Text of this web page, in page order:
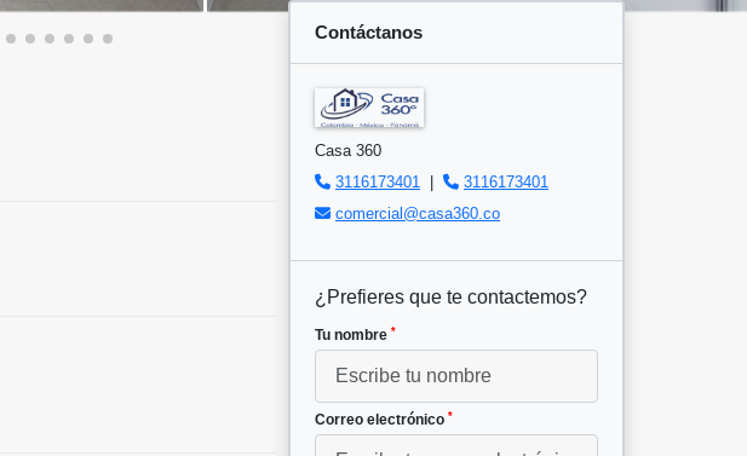
Contáctanos
Casa 360
3116173401
3116173401
comercial@casa360.co
¿Prefieres que te contactemos?
Tu nombre *
Correo electrónico *